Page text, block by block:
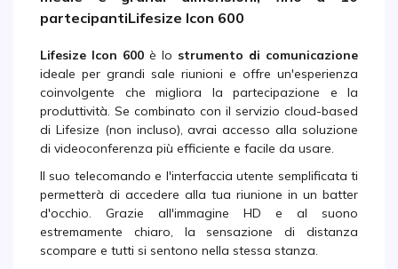
partecipantiLifesize Icon 600
Lifesize Icon 600 è lo strumento di comunicazione
ideale per grandi sale riunioni e offre un'esperienza
coinvolgente che migliora la partecipazione e la
produttività. Se combinato con il servizio cloud-based
di Lifesize (non incluso), avrai accesso alla soluzione
di videoconferenza più efficiente e facile da usare.
Il suo telecomando e l'interfaccia utente semplificata ti
permetterà di accedere alla tua riunione in un batter
d'occhio. Grazie all'immagine HD e al suono
estremamente chiaro, la sensazione di distanza
scompare e tutti si sentono nella stessa stanza.